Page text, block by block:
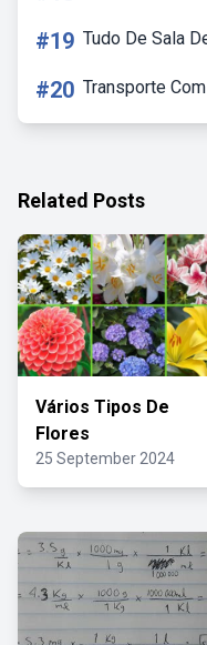
#19 Tudo De Sala
#20 Transporte
Related Posts
Vários Tipos De
Flores
25 September 2024